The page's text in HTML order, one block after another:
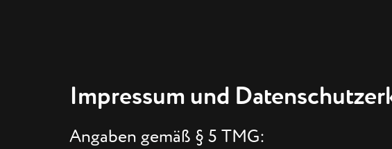
Impressum und
Angaben gemäß § 5 TMG: